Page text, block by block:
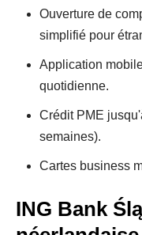
Ouverture de
simplifié pour
Application
quotidienne.
Crédit PME
semaines).
Cartes business
ING Bank